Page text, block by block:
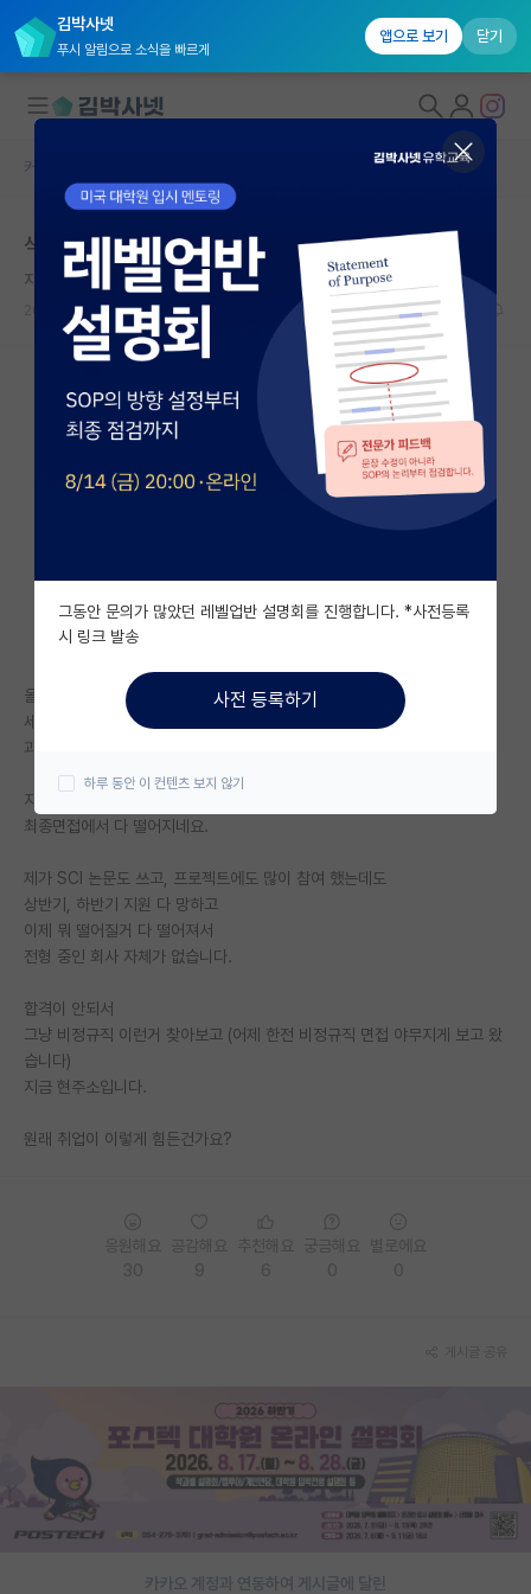
김박사넷
푸시 알림으로 소식을 빠르게
앱으로 보기 닫기
대학원생 모집
국내대학원 정보
연구실&오픈랩
커뮤니티
커뮤니티 홈
전체글보기
베스트 게시판
자유 게시판(아무개랩)
미국 유학 게시판
미국 대학원 합격 후기 게시판
대학원생 모집 게시판
연구실(PI) 홍보 게시판
임용 정보 게시판
학부 인턴 게시판
취업 게시판
임용 후기 게시판
PI 전용 게시판
인문사회 계열 게시판
유학교육
이벤트
반도체 아카데미
커뮤니티 홈
석사후 취업 너무 힘듭니다.
자상한 아르키메데스
2024.11.22 28 14083
올해 2월 졸업한 석사졸업자입니다.
세부전공 공개는 신원특정때문에 공개는 안하나
과는 기계공학과, HVAC관련 연구실 출신입니다.
지금까지 취업은 안되고 있고
최종면접에서 다 떨어지네요.
제가 SCI 논문도 쓰고, 프로젝트에도 많이 참여 했는데도
상반기, 하반기 지원 다 망하고
이제 뭐 떨어질거 다 떨어져서
전형 중인 회사 자체가 없습니다.
합격이 안되서
그냥 비정규직 이런거 찾아보고 (어제 한전 비정규직 면접 야무지게 보고 왔
습니다)
지금 현주소입니다.
원래 취업이 이렇게 힘든건가요?
카카오 계정과 연동하여 게시글에 달린
그동안 문의가 많았던 레벨업반 설명회를 진행합니다. *사전등록
시 링크 발송
사전 등록하기
하루 동안 이 컨텐츠 보지 않기